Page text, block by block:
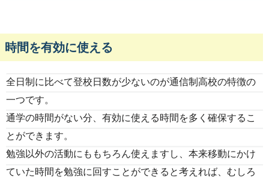
時間を有効に使える
全日制に比べて登校日数が少ないのが通信制高校の特徴の
一つです。
通学の時間がない分、有効に使える時間を多く確保するこ
とができます。
勉強以外の活動にももちろん使えますし、本来移動にかけ
ていた時間を勉強に回すことができると考えれば、むしろ